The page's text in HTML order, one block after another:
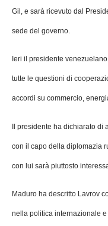
Gil, e sarà ricevuto dal
sede del governo.
Ieri il presidente
tutte le questioni di
accordi su commercio,
Il presidente ha dichiarato di
con il capo della diplomazia
con lui sarà piuttosto
Maduro ha descritto Lavrov
nella politica internazionale